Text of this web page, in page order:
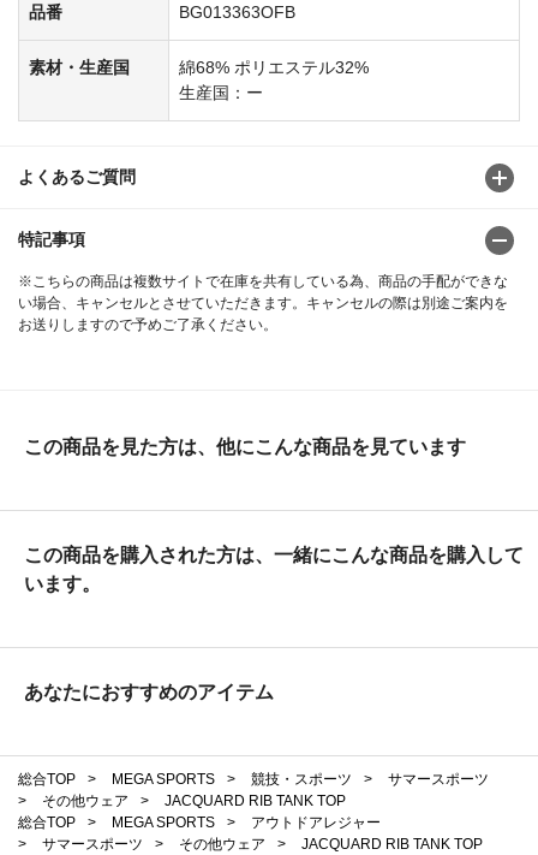
品番 BG013363OFB
素材・生産国
綿68% ポリエステル32%
生産国：ー
よくあるご質問
特記事項
※こちらの商品は複数サイトで在庫を共有している為、商品の手配ができな
い場合、キャンセルとさせていただきます。キャンセルの際は別途ご案内を
お送りしますので予めご了承ください。
この商品を見た方は、他にこんな商品を見ています
この商品を購入された方は、一緒にこんな商品を購入して
います。
あなたにおすすめのアイテム
総合TOP > MEGA SPORTS > 競技・スポーツ >
サマースポーツ
>
その他ウェア >
JACQUARD RIB TANK TOP
総合TOP
> MEGA SPORTS >
アウトドアレジャー
>
サマースポーツ > その他ウェア >
JACQUARD RIB TANK TOP